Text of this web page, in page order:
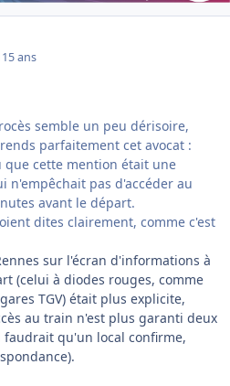
15 ans
semble un peu dérisoire,
parfaitement cet avocat :
cette mention était une
n'empêchait pas d'accéder au
avant le départ.
dites clairement, comme c'est
sur l'écran d'informations à
(celui à diodes rouges, comme
TGV) était plus explicite,
au train n'est plus garanti deux
qu'un local confirme,